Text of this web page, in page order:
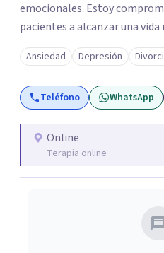
emocionales. Estoy
pacientes a alcanzar una
estás atravesando una crisis
o quisieras profundizar en tu
a que me contactes para
Ansiedad Depresión
Teléfono WhatsApp
Online
Terapia online